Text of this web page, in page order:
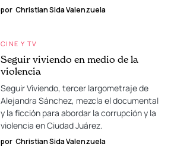
por Christian Sida Valenzuela
CINE Y TV
Seguir viviendo en medio de la
violencia
Seguir Viviendo, tercer largometraje de
Alejandra Sánchez, mezcla el documental
y la ficción para abordar la corrupción y la
violencia en Ciudad Juárez.
por Christian Sida Valenzuela